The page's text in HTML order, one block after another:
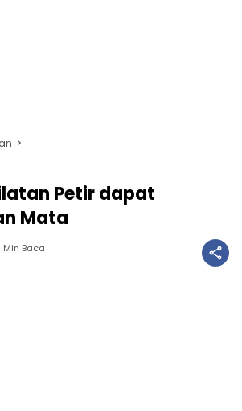
Petir dapat
Mata
Min Baca